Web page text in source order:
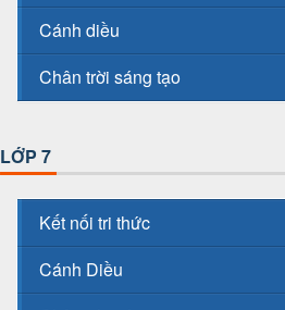
Cánh diều
Chân trời sáng tạo
LỚP 7
Kết nối tri thức
Cánh Diều